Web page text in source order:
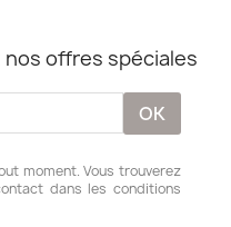
nos offres spéciales
moment. Vous trouverez
dans les conditions